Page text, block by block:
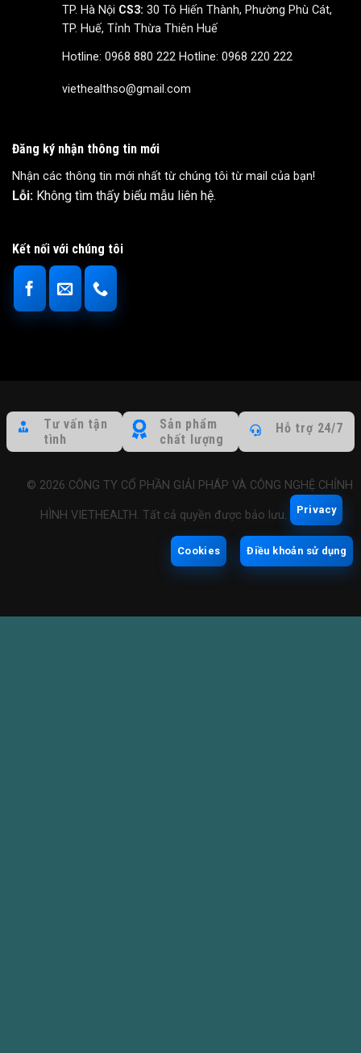
TP. Hà Nội CS3: 30 Tô Hiến Thành, Phường Phù Cát,
TP. Huế, Tỉnh Thừa Thiên Huế
Hotline: 0968 880 222 Hotline: 0968 220 222
viethealthso@gmail.com
Đăng ký nhận thông tin mới
Nhận các thông tin mới nhất từ chúng tôi từ mail của bạn!
Lỗi: Không tìm thấy biểu mẫu liên hệ.
Kết nối với chúng tôi
Tư vấn tận
tình
Sản phẩm
chất lượng
Hỗ trợ 24/7
© 2026 CÔNG TY CỔ PHẦN GIẢI PHÁP VÀ CÔNG NGHỆ CHỈNH
HÌNH VIETHEALTH. Tất cả quyền được bảo lưu. Privacy
Cookies Điều khoản sử dụng